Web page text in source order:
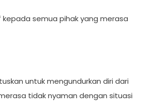
semua pihak yang merasa
untuk mengundurkan diri dari
tidak nyaman dengan situasi